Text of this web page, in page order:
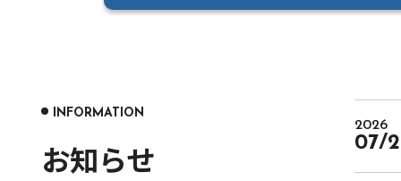
INFORMATION
お知らせ
2026
07/